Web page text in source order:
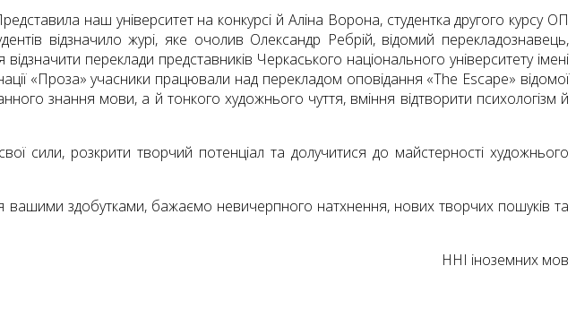
наш університет на конкурсі й Аліна Ворона, студентка другого курсу ОП
відзначило журі, яке очолив Олександр Ребрій, відомий перекладознавець,
переклади представників Черкаського національного університету імені
«Проза» учасники працювали над перекладом оповідання «The Escape» відомої
знання мови, а й тонкого художнього чуття, вміння відтворити психологізм й
сили, розкрити творчий потенціал та долучитися до майстерності художнього
здобутками, бажаємо невичерпного натхнення, нових творчих пошуків та
ННІ іноземних мов